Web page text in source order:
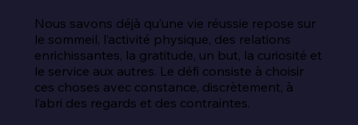
Nous savons déjà qu’une vie réussie repose sur
le sommeil, l’activité physique, des relations
enrichissantes, la gratitude, un but, la curiosité et
le service aux autres. Le défi consiste à choisir
ces choses avec constance, discrètement, à
l’abri des regards et des contraintes.